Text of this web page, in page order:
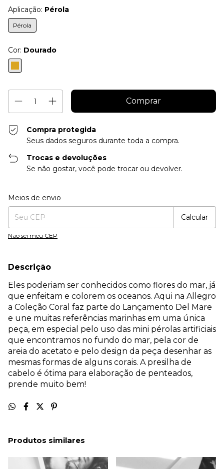
Aplicação: Pérola
Pérola
Cor: Dourado
Compra protegida
Seus dados seguros durante toda a compra.
Trocas e devoluções
Se não gostar, você pode trocar ou devolver.
Entregas para o CEP:
Meios de envio
Calcular
Não sei meu CEP
Descrição
Eles poderiam ser conhecidos como flores do mar, já
que enfeitam e colorem os oceanos. Aqui na Allegro
a Coleção Coral faz parte do Lançamento Del Mare
e une muitas referências marinhas em uma única
peça, em especial pelo uso das mini pérolas artificiais
que encontramos no fundo do mar, pela cor de
areia do acetato e pelo design da peça desenhar as
mesmas formas de alguns corais. A presilha de
cabelo é ótima para elaboração de penteados,
prende muito bem!
Produtos similares